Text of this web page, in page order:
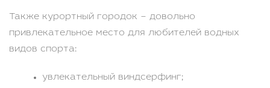
Также курортный городок – довольно
привлекательное место для любителей водных
видов спорта:
увлекательный виндсерфинг;